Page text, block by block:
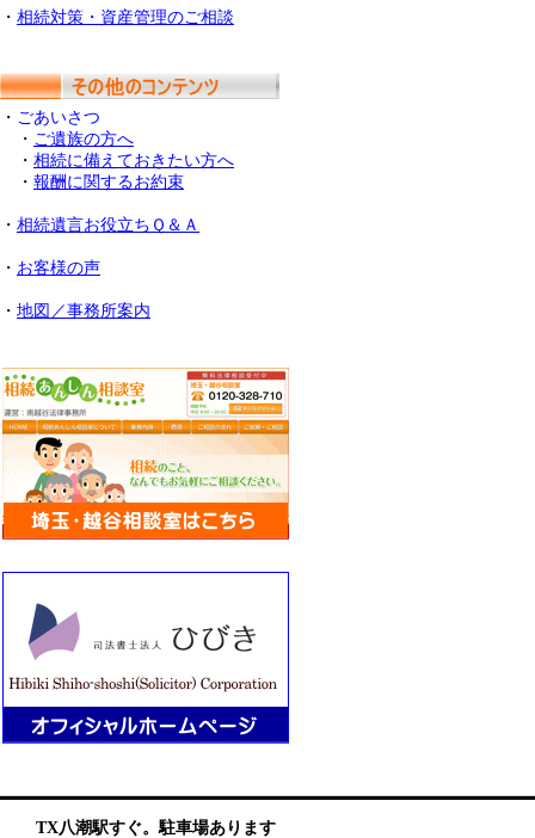
・ 相続対策・資産管理のご相談
・ ごあいさつ
・ ご遺族の方へ
・ 相続に備えておきたい方へ
・ 報酬に関するお約束
・ 相続遺言お役立ちＱ＆Ａ
・ お客様の声
・ 地図／事務所案内
TX八潮駅すぐ。駐車場あります